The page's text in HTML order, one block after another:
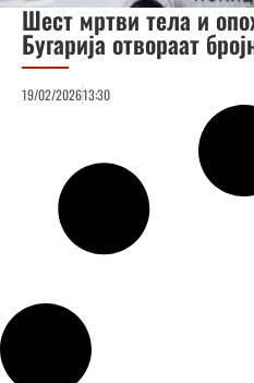
Шест мртви тела и
Бугарија отвораат
19/02/202613:30